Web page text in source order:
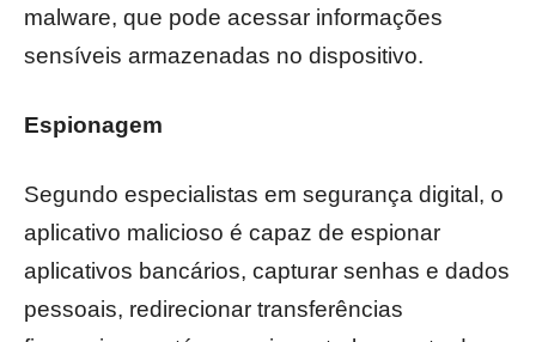
malware, que pode acessar informações
sensíveis armazenadas no dispositivo.
Espionagem
Segundo especialistas em segurança digital, o
aplicativo malicioso é capaz de espionar
aplicativos bancários, capturar senhas e dados
pessoais, redirecionar transferências